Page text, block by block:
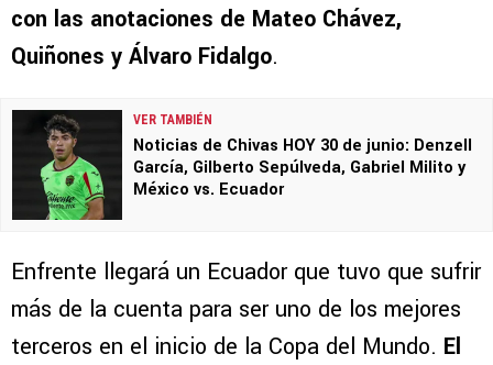
con las anotaciones de Mateo Chávez,
Quiñones y Álvaro Fidalgo.
VER TAMBIÉN
Noticias de Chivas HOY 30 de junio: Denzell
García, Gilberto Sepúlveda, Gabriel Milito y
México vs. Ecuador
Enfrente llegará un Ecuador que tuvo que sufrir
más de la cuenta para ser uno de los mejores
terceros en el inicio de la Copa del Mundo. El